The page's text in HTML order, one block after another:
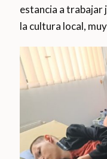
estancia a trabajar
la cultura local,